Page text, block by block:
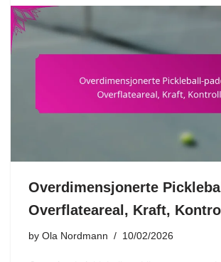
Overdimensjonerte
Overflateareal, Kraft, Kontroll
by Ola Nordmann 10/02/2026